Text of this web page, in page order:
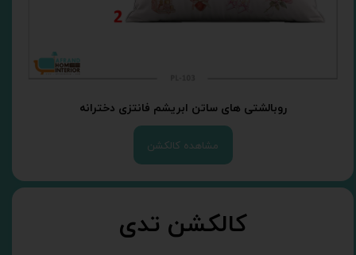
روبالشتی های ساتن ابریشم فانتزی دخترانه
مشاهده کالکشن
کالکشن تدی